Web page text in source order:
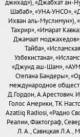
джихад»), «Джабхат ан-
Шабаб», «УНА-УНСО»,
Ихван аль-Муслимун»),
Тахрир», «Имарат
Джамаат
Тайба»,
Узбекистана»,
«Джунд аш-Шам», «АУМ
Степана Бандеры»,
международное
Д.Гордон, А.Арестович.
Голос Америки, ТК
Azatliq Radiosi, «Радио
Реалии, Фактограф,
Л. А., Савицкая Л.А.,